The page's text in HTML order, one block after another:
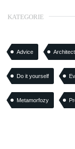
KATEGORIE
Advice
Do it yourself
Metamorfozy